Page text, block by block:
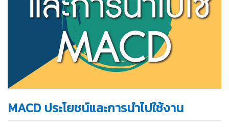
MACD ประโยชน์และการนำไปใช้งาน